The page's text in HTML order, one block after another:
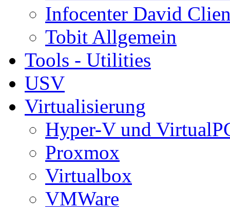
Infocenter David
Tobit Allgemein
Tools - Utilities
USV
Virtualisierung
Hyper-V und
Proxmox
Virtualbox
VMWare